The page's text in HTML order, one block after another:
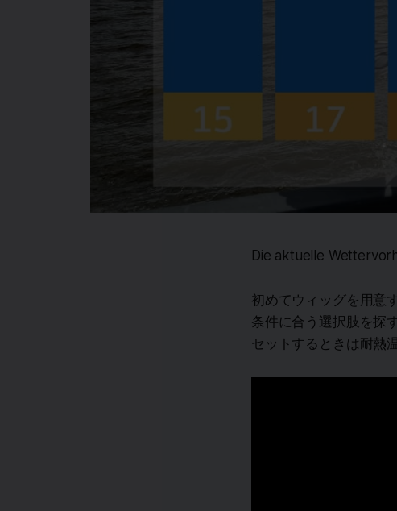
Die aktuelle
初めてウィッグを用意
条件に合う選択肢を探
セットするときは耐熱